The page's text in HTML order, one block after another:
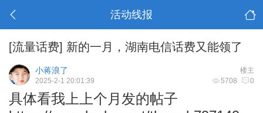
活动线报
[流量话费] 新的一月，湖南电信话费又能领了
楼主
小蒋浪了
5708 0
2025-2-1 20:01:39
具体看我上上个月发的帖子